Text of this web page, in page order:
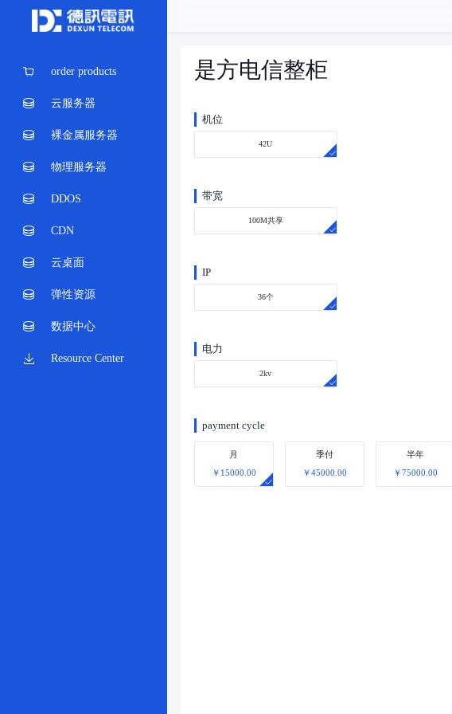
order products
云服务器
裸金属服务器
物理服务器
DDOS
CDN
云桌面
弹性资源
数据中心
Resource Center
是方电信整柜
机位
42U
带宽
100M共享
IP
36个
电力
2kv
payment cycle
月
￥15000.00
季付
￥45000.00
半年
￥75000.00